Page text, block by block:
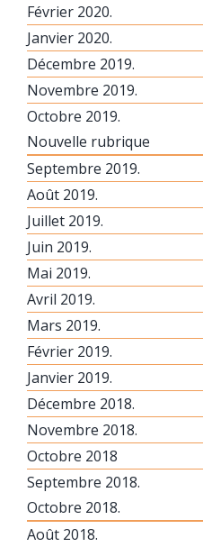
Février 2020.
Janvier 2020.
Décembre 2019.
Novembre 2019.
Octobre 2019.
Nouvelle rubrique
Septembre 2019.
Août 2019.
Juillet 2019.
Juin 2019.
Mai 2019.
Avril 2019.
Mars 2019.
Février 2019.
Janvier 2019.
Décembre 2018.
Novembre 2018.
Octobre 2018
Septembre 2018.
Octobre 2018.
Août 2018.